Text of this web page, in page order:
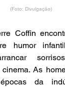
(Foto: Divulgação)
Coffin
humor
As
da